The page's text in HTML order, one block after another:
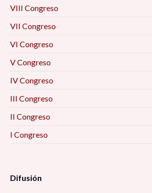
VIII Congreso
VII Congreso
VI Congreso
V Congreso
IV Congreso
III Congreso
II Congreso
I Congreso
Difusión